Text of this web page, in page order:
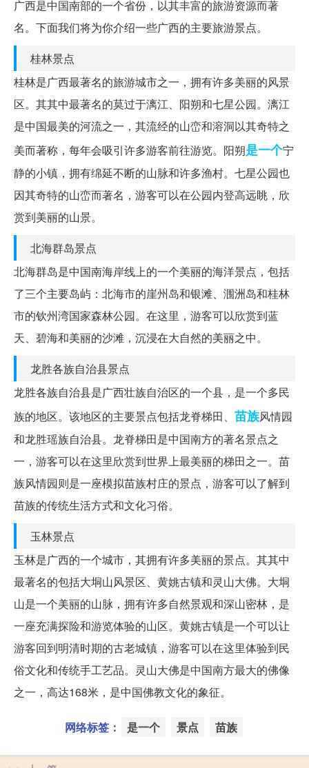
广西是中国南部的一个省份，以其丰富的旅游资源而著
名。下面我们将为你介绍一些广西的主要旅游景点。
桂林景点
桂林是广西最著名的旅游城市之一，拥有许多美丽的风景
区。其其中最著名的莫过于漓江、阳朔和七星公园。漓江
是中国最美的河流之一，其流经的山峦和溶洞以其奇特之
美而著称，每年会吸引许多游客前往游览。阳朔是一个宁
静的小镇，拥有绵延不断的山脉和许多渔村。七星公园也
因其奇特的山峦而著名，游客可以在公园内登高远眺，欣
赏到美丽的山景。
北海群岛景点
北海群岛是中国南海岸线上的一个美丽的海洋景点，包括
了三个主要岛屿：北海市的崖州岛和银滩、涠洲岛和桂林
市的钦州湾国家森林公园。在这里，游客可以欣赏到蓝
天、碧海和美丽的沙滩，沉浸在大自然的美丽之中。
龙胜各族自治县景点
龙胜各族自治县是广西壮族自治区的一个县，是一个多民
族的地区。该地区的主要景点包括龙脊梯田、 苗族风情园
和龙胜瑶族自治县。龙脊梯田是中国南方的著名景点之
一，游客可以在这里欣赏到世界上最美丽的梯田之一。苗
族风情园则是一座模拟苗族村庄的景点，游客可以了解到
苗族的传统生活方式和文化习俗。
玉林景点
玉林是广西的一个城市，其拥有许多美丽的景点。其其中
最著名的包括大垌山风景区、黄姚古镇和灵山大佛。大垌
山是一个美丽的山脉，拥有许多自然景观和深山密林，是
一座充满探险和游览体验的山区。黄姚古镇是一个可以让
游客回到明清时期的古老城镇，游客可以在这里体验到民
俗文化和传统手工艺品。灵山大佛是中国南方最大的佛像
之一，高达168米，是中国佛教文化的象征。
网络标签： 是一个 景点 苗族